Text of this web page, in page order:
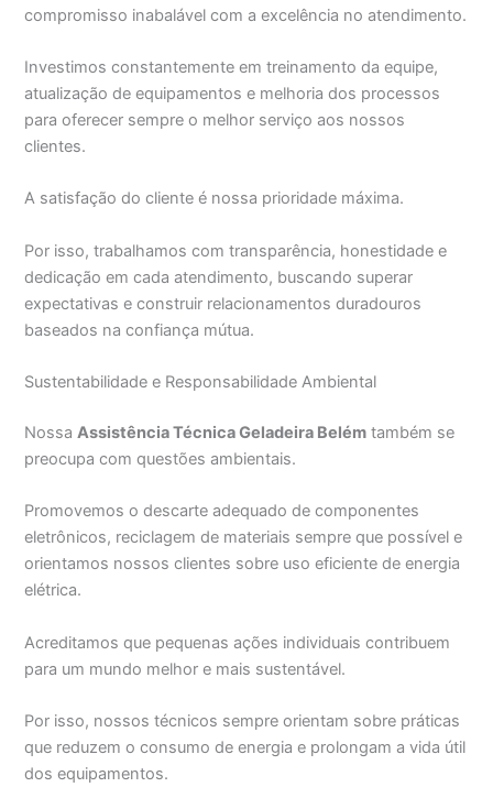
compromisso inabalável com a excelência no atendimento.
Investimos constantemente em treinamento da equipe,
atualização de equipamentos e melhoria dos processos
para oferecer sempre o melhor serviço aos nossos
clientes.
A satisfação do cliente é nossa prioridade máxima.
Por isso, trabalhamos com transparência, honestidade e
dedicação em cada atendimento, buscando superar
expectativas e construir relacionamentos duradouros
baseados na confiança mútua.
Sustentabilidade e Responsabilidade Ambiental
NossaAssistência Técnica Geladeira Belém também se
preocupa com questões ambientais.
Promovemos o descarte adequado de componentes
eletrônicos, reciclagem de materiais sempre que possível e
orientamos nossos clientes sobre uso eficiente de energia
elétrica.
Acreditamos que pequenas ações individuais contribuem
para um mundo melhor e mais sustentável.
Por isso, nossos técnicos sempre orientam sobre práticas
que reduzem o consumo de energia e prolongam a vida útil
dos equipamentos.